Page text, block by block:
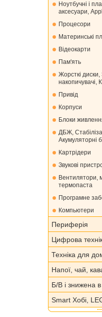
Ноутбучні і
аксесуари,
Процесори
Материнські
Відеокарти
Пам'ять
Жорсткі диски,
накопичувачі,
Привід
Корпуси
Блоки
ДБЖ,
Акумуляторні
Картрідери
Звукові
Вентилятори,
термопаста
Програмне
Компьютери
Периферія
Цифрова
Техніка для
Напої, чай,
Б/В і знижена в
Smart Хобі,